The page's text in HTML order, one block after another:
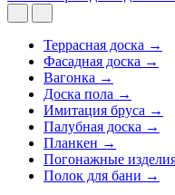
Террасная доска →
Фасадная доска →
Вагонка →
Доска пола →
Имитация бруса →
Палубная доска →
Планкен →
Погонажные
Полок для бани →